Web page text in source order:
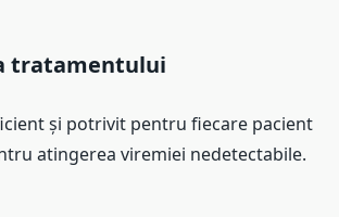
tratamentului
și potrivit pentru fiecare pacient
atingerea viremiei nedetectabile.